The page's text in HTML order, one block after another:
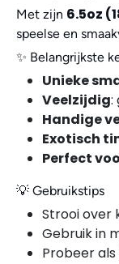
Met zijn 6.5oz
speelse en
✨ Belangrijkste
Unieke
Veelzijdig:
Handige
Exotisch
Perfect
💡 Gebruikstips
Strooi over
Gebruik in
Probeer